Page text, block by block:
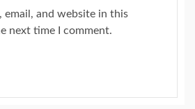
email, and website in this
next time I comment.